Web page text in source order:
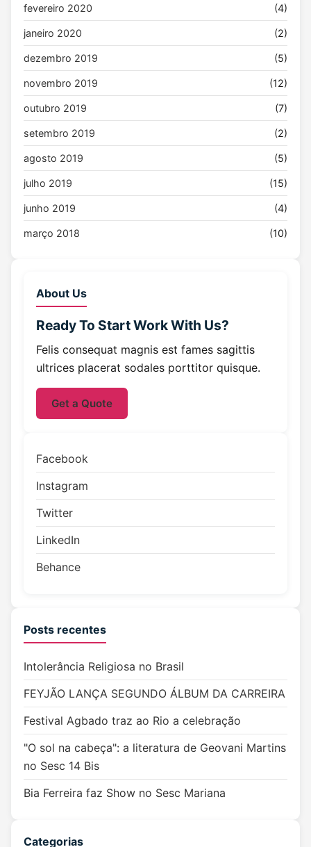
fevereiro 2020 (4)
janeiro 2020 (2)
dezembro 2019 (5)
novembro 2019 (12)
outubro 2019 (7)
setembro 2019 (2)
agosto 2019 (5)
julho 2019 (15)
junho 2019 (4)
março 2018 (10)
About Us
Ready To StartWork With Us?
Felis consequat magnis est fames sagittis
ultrices placerat sodales porttitor quisque.
Get a Quote
Facebook
Instagram
Twitter
LinkedIn
Behance
Posts recentes
Intolerância Religiosa no Brasil
FEYJÃO LANÇA SEGUNDO ÁLBUM DA CARREIRA
Festival Agbado traz ao Rio a celebração
"O sol na cabeça": a literatura de Geovani Martins
no Sesc 14 Bis
Bia Ferreira faz Show no Sesc Mariana
Categorias